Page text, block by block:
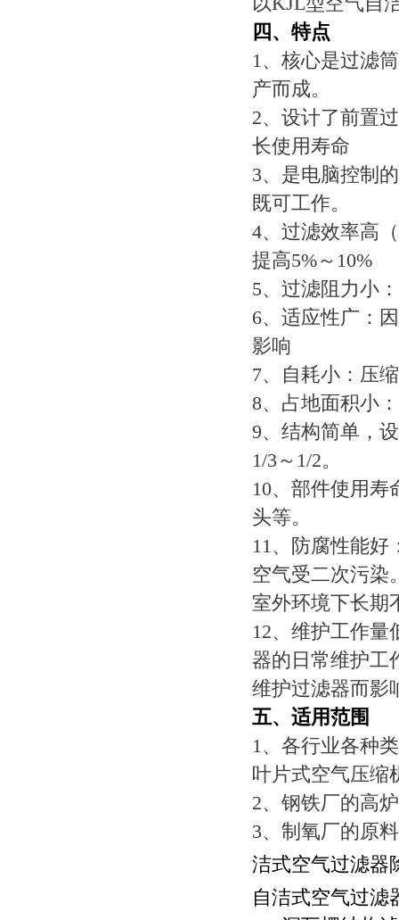
四、特点
1、核心是过滤
产而成。
2、设计了前置
长使用寿命
3、是电脑控制
既可工作。
4、过滤效率高
提高5%～10%
5、过滤阻力小
6、适应性广：
影响
7、自耗小：压
8、占地面积小
9、结构简单，
1/3～1/2。
10、部件使用
头等。
11、防腐性能
空气受二次污染
室外环境下长期
12、维护工作
器的日常维护工
维护过滤器而影
五、适用范围
1、各行业各种
叶片式空气压缩
2、钢铁厂的高
3、制氧厂的原
洁式空气过滤器
自洁式空气过滤